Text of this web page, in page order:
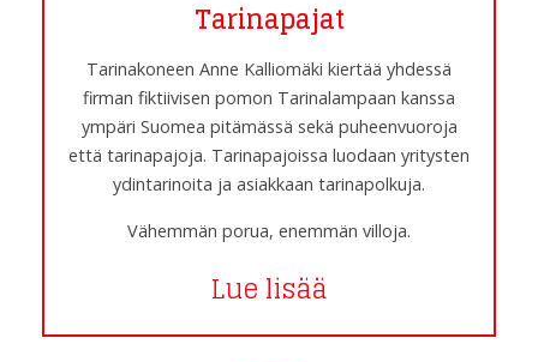
Tarinapajat
Tarinakoneen Anne Kalliomäki kiertää yhdessä
firman fiktiivisen pomon Tarinalampaan kanssa
ympäri Suomea pitämässä sekä puheenvuoroja
että tarinapajoja. Tarinapajoissa luodaan yritysten
ydintarinoita ja asiakkaan tarinapolkuja.
Vähemmän porua, enemmän villoja.
Lue lisää